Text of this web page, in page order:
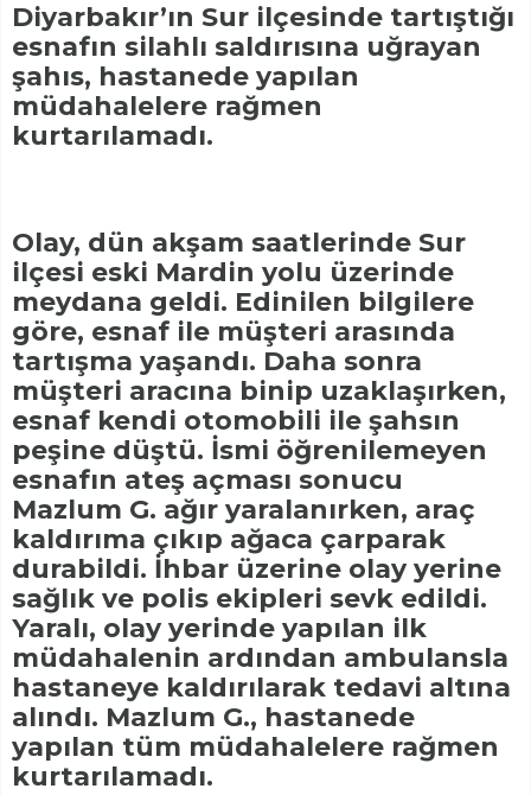
Diyarbakır’ın Sur ilçesinde tartıştığı
esnafın silahlı saldırısına uğrayan
şahıs, hastanede yapılan
müdahalelere rağmen
kurtarılamadı.
Olay, dün akşam saatlerinde Sur
ilçesi eski Mardin yolu üzerinde
meydana geldi. Edinilen bilgilere
göre, esnaf ile müşteri arasında
tartışma yaşandı. Daha sonra
müşteri aracına binip uzaklaşırken,
esnaf kendi otomobili ile şahsın
peşine düştü. İsmi öğrenilemeyen
esnafın ateş açması sonucu
Mazlum G. ağır yaralanırken, araç
kaldırıma çıkıp ağaca çarparak
durabildi. İhbar üzerine olay yerine
sağlık ve polis ekipleri sevk edildi.
Yaralı, olay yerinde yapılan ilk
müdahalenin ardından ambulansla
hastaneye kaldırılarak tedavi altına
alındı. Mazlum G., hastanede
yapılan tüm müdahalelere rağmen
kurtarılamadı.